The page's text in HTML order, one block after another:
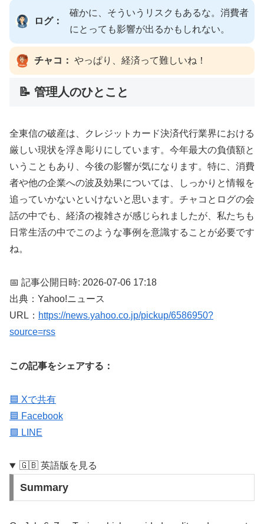
ログ：
確かに、そういうリスクもあるな。消費者
にとっても影響が出るかもしれない。
チャコ： やっぱり、経済って難しいね！
📝 管理人のひとこと
全東信の破産は、クレジットカード決済代行業界における
厳しい現状を浮き彫りにしています。今年最大の負債額と
いうこともあり、今後の影響が気になります。特に、消費
者や他の企業への波及効果については、しっかりと情報を
追っていかないといけないと思います。チャコとログの会
話の中でも、経済の複雑さが感じられましたが、私たちも
日常生活の中でこのような事例を意識することが必要です
ね。
📅 記事公開日時: 2026-07-06 17:18
出典：Yahoo!ニュース
URL： https://news.yahoo.co.jp/pickup/6586950?
source=rss
この記事をシェアする：
🟦 Xで共有
🟦 Facebook
🟩 LINE
🇬🇧 英語版を見る
Summary